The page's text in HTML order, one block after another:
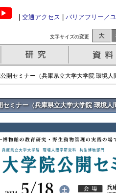
交通アクセス バリアフリー／
文字サイズの変更
開セミナー（兵庫県立大学大学院 環境人
セミナー（兵庫県立大学大学院 環境